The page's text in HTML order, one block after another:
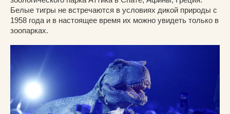
Белые тигры не встречаются в условиях дикой природы с
1958 года и в настоящее время их можно увидеть только в
зоопарках.